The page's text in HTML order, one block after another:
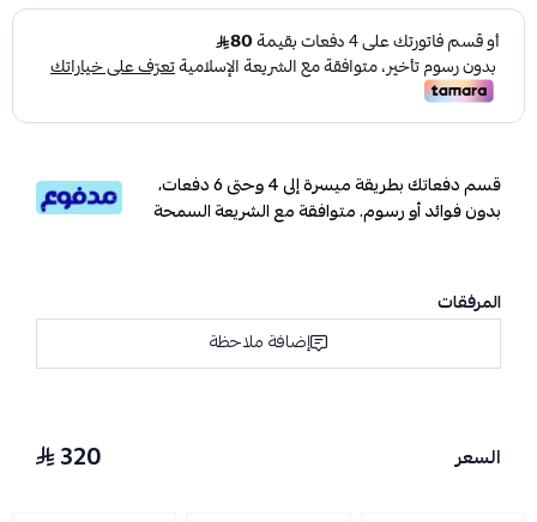
قسم دفعاتك بطريقة ميسرة إلى 4 وحتى 6 دفعات،
بدون فوائد أو رسوم. متوافقة مع الشريعة السمحة
المرفقات
إضافة ملاحظة
السعر 320